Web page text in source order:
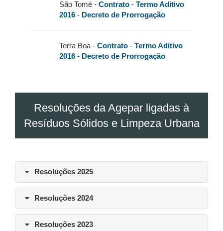
São Tomé -Contrato -Termo Aditivo
2016 - Decreto de Prorrogação
Terra Boa -Contrato -Termo Aditivo
2016 - Decreto de Prorrogação
Resoluções da Agepar ligadas à
Resíduos Sólidos e Limpeza Urbana
Resoluções 2025
Resoluções 2024
Resoluções 2023